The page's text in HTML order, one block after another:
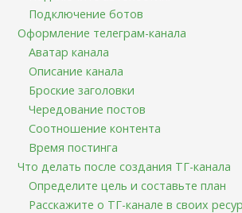
Подключение ботов
Оформление телеграм-канала
Аватар канала
Описание канала
Броские заголовки
Чередование постов
Соотношение контента
Время постинга
Что делать после создания ТГ-канала
Определите цель и составьте план
Расскажите о ТГ-канале в своих